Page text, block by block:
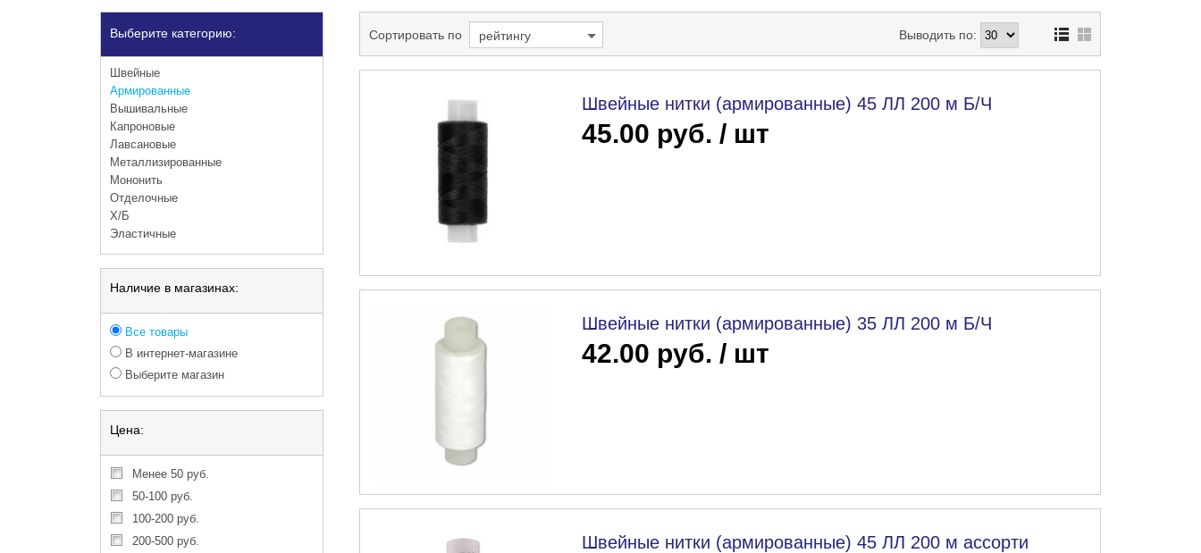
Выберите категорию:
Швейные
Армированные
Вышивальные
Капроновые
Лавсановые
Металлизированные
Мононить
Отделочные
Х/Б
Эластичные
Наличие в магазинах:
Все товары
В интернет-магазине
Выберите магазин
Цена:
менее 50 руб.
50-100 руб.
100-200 руб.
200-500 руб.
Сортировать по рейтингу Выводить по:
Швейные нитки (армированные) 45 ЛЛ 200 м Б/Ч
45.00 руб. / шт
Швейные нитки (армированные) 35 ЛЛ 200 м Б/Ч
42.00 руб. / шт
Швейные нитки (армированные) 45 ЛЛ 200 м ассорти